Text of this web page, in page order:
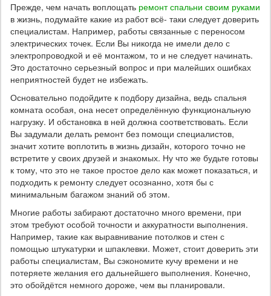
Прежде, чем начать воплощать ремонт спальни своим руками
в жизнь, подумайте какие из работ всё- таки следует доверить
специалистам. Например, работы связанные с переносом
электрических точек. Если Вы никогда не имели дело с
электропроводкой и её монтажом, то и не следует начинать.
Это достаточно серьезный вопрос и при малейших ошибках
неприятностей будет не избежать.
Основательно подойдите к подбору дизайна, ведь спальня
комната особая, она несет определённую функциональную
нагрузку. И обстановка в ней должна соответствовать. Если
Вы задумали делать ремонт без помощи специалистов,
значит хотите воплотить в жизнь дизайн, которого точно не
встретите у своих друзей и знакомых. Ну что же будьте готовы
к тому, что это не такое простое дело как может показаться, и
подходить к ремонту следует осознанно, хотя бы с
минимальным багажом знаний об этом.
Многие работы забирают достаточно много времени, при
этом требуют особой точности и аккуратности выполнения.
Например, такие как выравнивание потолков и стен с
помощью штукатурки и шпаклевки. Может, стоит доверить эти
работы специалистам, Вы сэкономите кучу времени и не
потеряете желания его дальнейшего выполнения. Конечно,
это обойдётся немного дороже, чем вы планировали.